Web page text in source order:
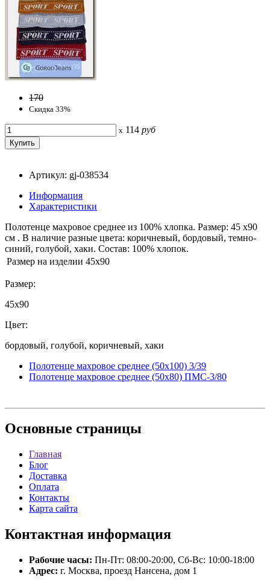
170
Скидка 33%
x 114 руб
Артикул: gj-038534
Информация
Характеристики
Полотенце махровое среднее из 100% хлопка. Размер: 45 х90
см . В наличие разные цвета: коричневый, бордовый, темно-
синий, голубой, хаки. Состав: 100% хлопок.
Размер на изделии 45x90
Размер:
45x90
Цвет:
бордовый, голубой, коричневый, хаки
Полотенце махровое среднее (50x100) 3/39
Полотенце махровое среднее (50x80) ПМС-3/80
Основные страницы
Главная
Блог
Доставка
Оплата
Контакты
Карта сайта
Контактная информация
Рабочие часы: Пн-Пт: 08:00-20:00, Сб-Вс: 10:00-18:00
Адрес: г. Москва, проезд Нансена, дом 1